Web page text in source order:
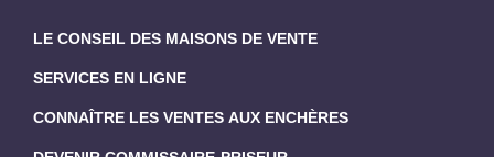
LE CONSEIL DES MAISONS DE VENTE
SERVICES EN LIGNE
CONNAÎTRE LES VENTES AUX ENCHÈRES